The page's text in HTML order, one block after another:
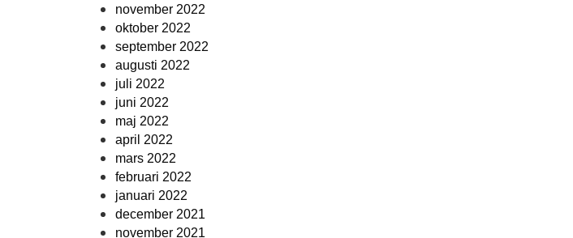
november 2022
oktober 2022
september 2022
augusti 2022
juli 2022
juni 2022
maj 2022
april 2022
mars 2022
februari 2022
januari 2022
december 2021
november 2021